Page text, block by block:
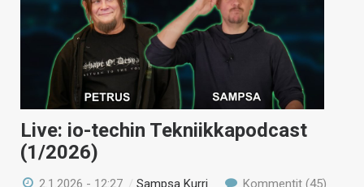
Live: io-techin Tekniikkapodcast
(1/2026)
2.1.2026 - 12:27 /Sampsa Kurri Kommentit (45)